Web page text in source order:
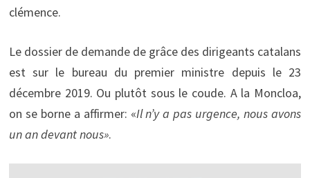
clémence.
Le dossier de demande de grâce des dirigeants catalans
est sur le bureau du premier ministre depuis le 23
décembre 2019. Ou plutôt sous le coude. A la Moncloa,
on se borne a affirmer: «Il n’y a pas urgence, nous avons
un an devant nous».